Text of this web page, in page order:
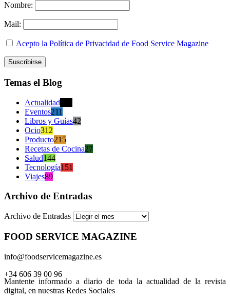
Nombre:
Mail:
Acepto la Política de Privacidad de Food Service Magazine
Temas el Blog
Actualidad
Eventos211
Libros y Guías42
Ocio312
Producto215
Recetas de Cocina27
Salud144
Tecnología151
Viajes89
Archivo de Entradas
Archivo de Entradas
FOOD SERVICE MAGAZINE
info@foodservicemagazine.es
+34 606 39 00 96
Mantente informado a diario de toda la actualidad de la revista
digital, en nuestras Redes Sociales